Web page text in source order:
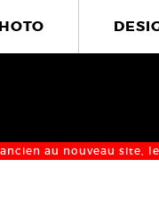
au nouveau site,